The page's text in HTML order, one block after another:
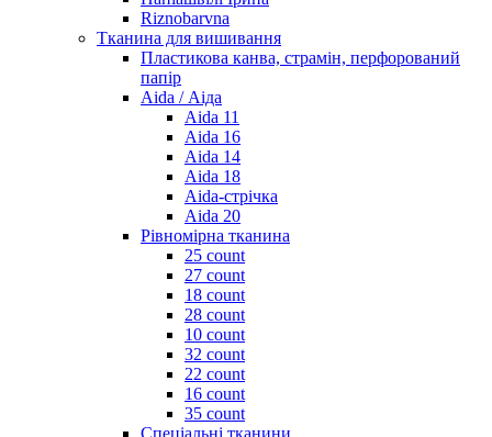
Riznobarvna
Тканина для вишивання
Пластикова канва, страмін, перфорований
папір
Aida / Аіда
Aida 11
Aida 16
Aida 14
Aida 18
Aida-стрічка
Aida 20
Рівномірна тканина
25 count
27 count
18 count
28 count
10 count
32 count
22 count
16 count
35 count
Спеціальні тканини